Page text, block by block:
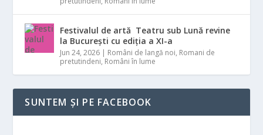
Festivalul de artă Teatru sub Lună revine
la București cu ediția a XI-a
Jun 24, 2026 | Români de langă noi, Romani de
pretutindeni, Români în lume
SUNTEM ȘI PE FACEBOOK